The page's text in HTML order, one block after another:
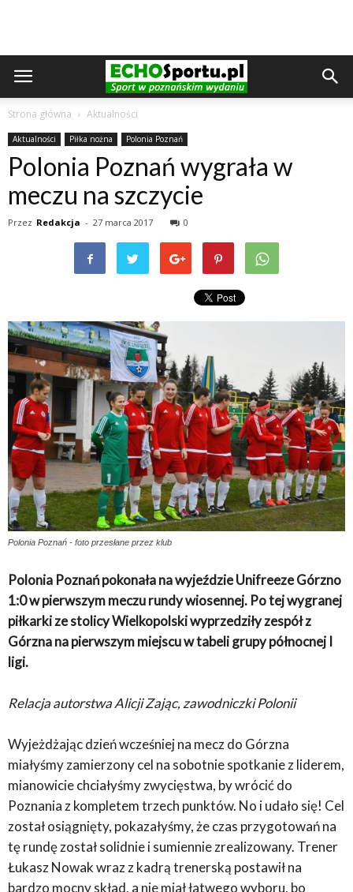
Strona główna Aktualności
Aktualności Piłka nożna Polonia Poznań
Polonia Poznań wygrała w
meczu na szczycie
Przez Redakcja - 27 marca 2017 0
Polonia Poznań - foto przesłane przez klub
Polonia Poznań pokonała na wyjeździe Unifreeze Górzno
1:0 w pierwszym meczu rundy wiosennej. Po tej wygranej
piłkarki ze stolicy Wielkopolski wyprzedziły zespół z
Górzna na pierwszym miejscu w tabeli grupy północnej I
ligi.
Relacja autorstwa Alicji Zając, zawodniczki Polonii
Wyjeżdżając dzień wcześniej na mecz do Górzna
miałyśmy zamierzony cel na sobotnie spotkanie z liderem,
mianowicie chciałyśmy zwycięstwa, by wrócić do
Poznania z kompletem trzech punktów. No i udało się! Cel
został osiągnięty, pokazałyśmy, że czas przygotowań na
tę rundę został solidnie i sumiennie zrealizowany. Trener
Łukasz Nowak wraz z kadrą trenerską postawił na
bardzo mocny skład, a nie miał łatwego wyboru, bo